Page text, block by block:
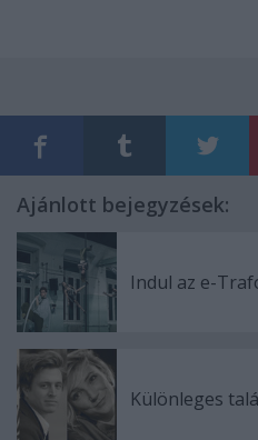
Ajánlott bejegyzések:
Indul az e-
Különleges